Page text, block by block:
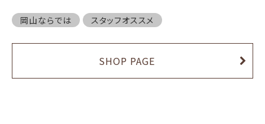
岡山ならでは スタッフオススメ
SHOP PAGE